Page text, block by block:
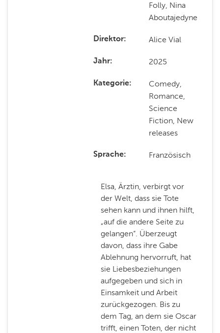
Folly, Nina
Aboutajedyne
Direktor Alice Vial
Jahr 2025
Kategorie
Comedy,
Romance,
Science
Fiction, New
releases
Sprache Französisch
Elsa, Ärztin, verbirgt vor
der Welt, dass sie Tote
sehen kann und ihnen hilft,
„auf die andere Seite zu
gelangen“. Überzeugt
davon, dass ihre Gabe
Ablehnung hervorruft, hat
sie Liebesbeziehungen
aufgegeben und sich in
Einsamkeit und Arbeit
zurückgezogen. Bis zu
dem Tag, an dem sie Oscar
trifft, einen Toten, der nicht